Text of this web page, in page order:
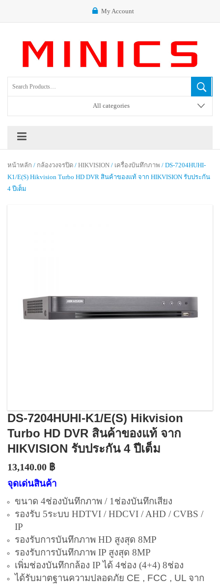
My Account
All categories
หน้าหลัก / กล้องวงจรปิด / HIKVISION / เครื่องบันทึกภาพ / DS-7204HUHI-
K1/E(S) Hikvision Turbo HD DVR สินค้าของแท้ จาก HIKVISION รับประกัน
4 ปีเต็ม
DS-7204HUHI-K1/E(S) Hikvision
Turbo HD DVR สินค้าของแท้ จาก
HIKVISION รับประกัน 4 ปีเต็ม
13,140.00 ฿
จุดเด่นสินค้า
ขนาด 4ช่องบันทึกภาพ / 1ช่องบันทึกเสียง
รองรับ 5ระบบ HDTVI / HDCVI / AHD / CVBS /
IP
รองรับการบันทึกภาพ HD สูงสุด 8MP
รองรับการบันทึกภาพ IP สูงสุด 8MP
เพิ่มช่องบันทึกกล้อง IP ได้ 4ช่อง (4+4) 8ช่อง
ได้รับมาตฐานความปลอดภัย CE , FCC , UL จาก